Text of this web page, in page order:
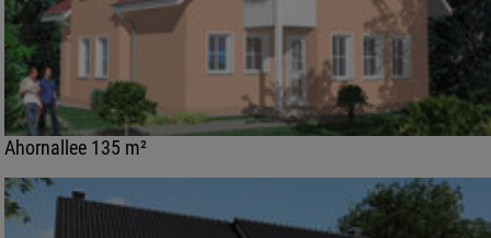
Ahornallee 135 m²